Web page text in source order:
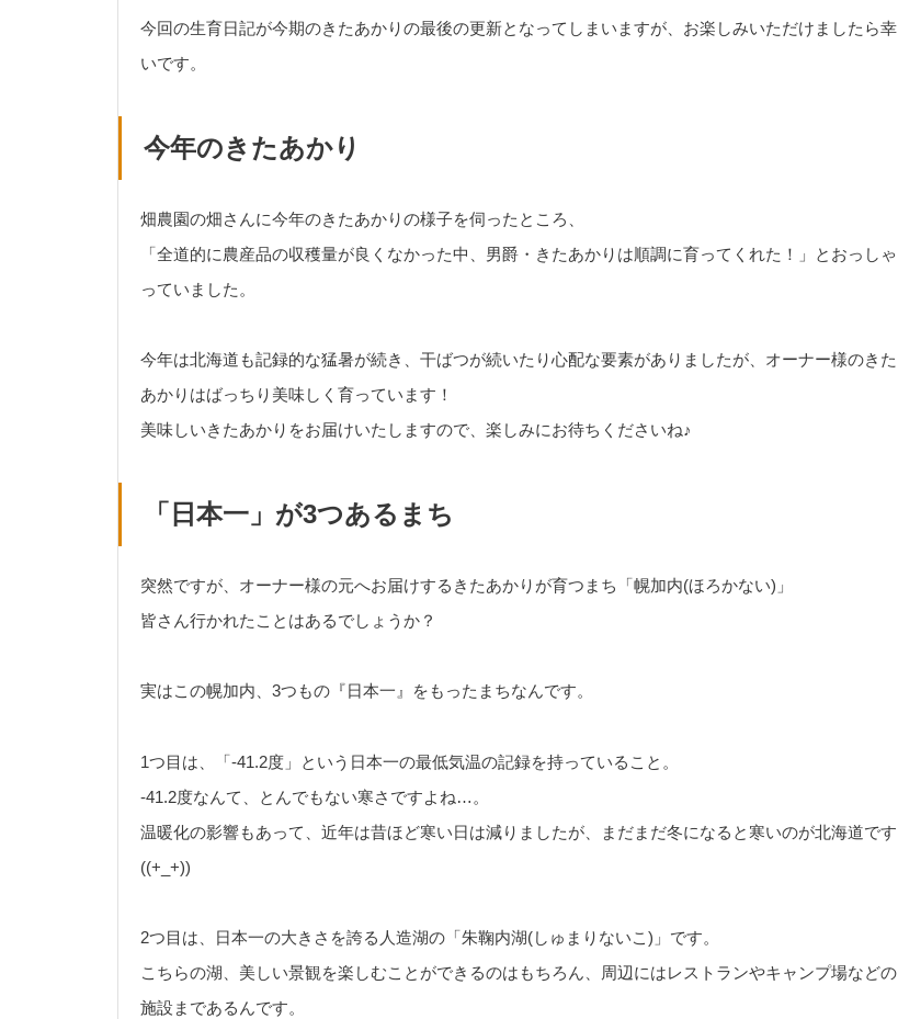
今回の生育日記が今期のきたあかりの最後の更新となってしまいますが、お楽しみいただけましたら幸
いです。
今年のきたあかり
畑農園の畑さんに今年のきたあかりの様子を伺ったところ、
「全道的に農産品の収穫量が良くなかった中、男爵・きたあかりは順調に育ってくれた！」とおっしゃ
っていました。
今年は北海道も記録的な猛暑が続き、干ばつが続いたり心配な要素がありましたが、オーナー様のきた
あかりはばっちり美味しく育っています！
美味しいきたあかりをお届けいたしますので、楽しみにお待ちくださいね♪
「日本一」が3つあるまち
突然ですが、オーナー様の元へお届けするきたあかりが育つまち「幌加内(ほろかない)」
皆さん行かれたことはあるでしょうか？
実はこの幌加内、3つもの『日本一』をもったまちなんです。
1つ目は、「-41.2度」という日本一の最低気温の記録を持っていること。
-41.2度なんて、とんでもない寒さですよね…。
温暖化の影響もあって、近年は昔ほど寒い日は減りましたが、まだまだ冬になると寒いのが北海道です
((+_+))
2つ目は、日本一の大きさを誇る人造湖の「朱鞠内湖(しゅまりないこ)」です。
こちらの湖、美しい景観を楽しむことができるのはもちろん、周辺にはレストランやキャンプ場などの
施設まであるんです。